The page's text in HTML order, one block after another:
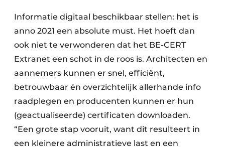
Software
Toegangscontrole
Veiligheid & Opleiding
Zonwering
Informatie digitaal beschikbaar stellen: het is
anno 2021 een absolute must. Het hoeft dan
ook niet te verwonderen dat het BE-CERT
Extranet een schot in de roos is. Architecten en
aannemers kunnen er snel, efficiënt,
betrouwbaar én overzichtelijk allerhande info
raadplegen en producenten kunnen er hun
(geactualiseerde) certificaten downloaden.
“Een grote stap vooruit, want dit resulteert in
een kleinere administratieve last en een